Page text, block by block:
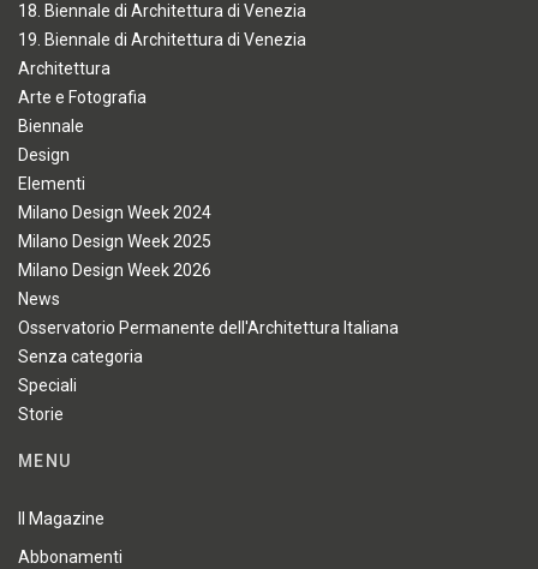
18. Biennale di Architettura di Venezia
19. Biennale di Architettura di Venezia
Architettura
Arte e Fotografia
Biennale
Design
Elementi
Milano Design Week 2024
Milano Design Week 2025
Milano Design Week 2026
News
Osservatorio Permanente dell'Architettura Italiana
Senza categoria
Speciali
Storie
MENU
Il Magazine
Abbonamenti